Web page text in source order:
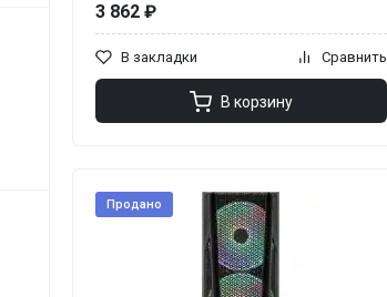
3 862 ₽
В закладки Сравнить
В корзину
Продано